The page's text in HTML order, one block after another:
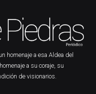
homenaje a esa Aldea del
a su coraje, su
de visionarios.